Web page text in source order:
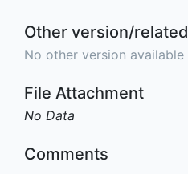
Other version/related
No other version available
File Attachment
No Data
Comments